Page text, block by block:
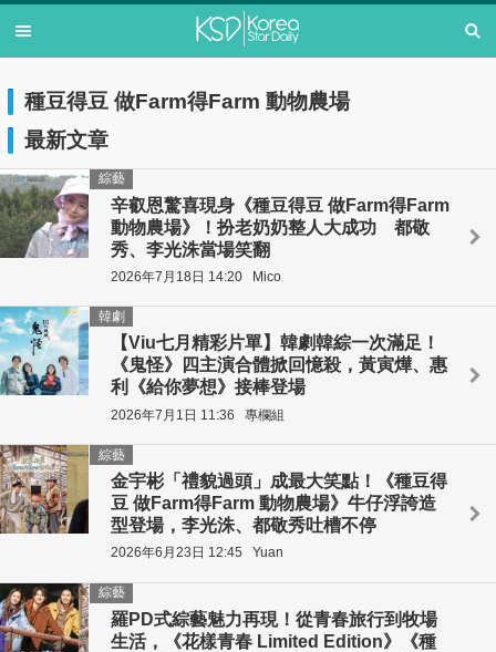
種豆得豆 做Farm得Farm 動物農場
最新文章
辛叡恩驚喜現身《種豆得豆 做Farm得Farm
動物農場》！扮老奶奶整人大成功 都敬
秀、李光洙當場笑翻
綜藝
2026年7月18日 14:20 Mico
【Viu七月精彩片單】韓劇韓綜一次滿足！
《鬼怪》四主演合體掀回憶殺，黃寅燁、惠
利《給你夢想》接棒登場
韓劇
2026年7月1日 11:36 專欄組
金宇彬「禮貌過頭」成最大笑點！《種豆得
豆 做Farm得Farm 動物農場》牛仔浮誇造
型登場，李光洙、都敬秀吐槽不停
綜藝
2026年6月23日 12:45 Yuan
羅PD式綜藝魅力再現！從青春旅行到牧場
生活，《花樣青春 Limited Edition》《種
綜藝